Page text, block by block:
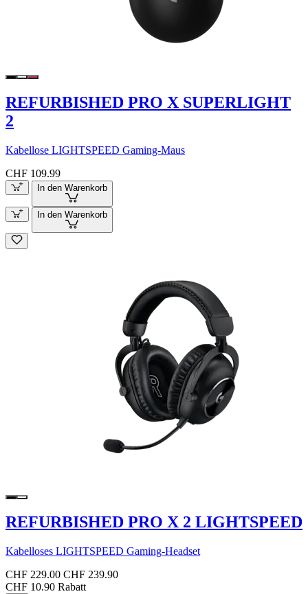
REFURBISHED PRO X SUPERLIGHT
2
Kabellose LIGHTSPEED Gaming-Maus
CHF 109.99
In den Warenkorb
In den Warenkorb
REFURBISHED PRO X 2 LIGHTSPEED
Kabelloses LIGHTSPEED Gaming-Headset
CHF 229.00 CHF 239.90
CHF 10.90 Rabatt